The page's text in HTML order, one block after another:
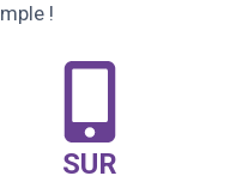
!
SUR